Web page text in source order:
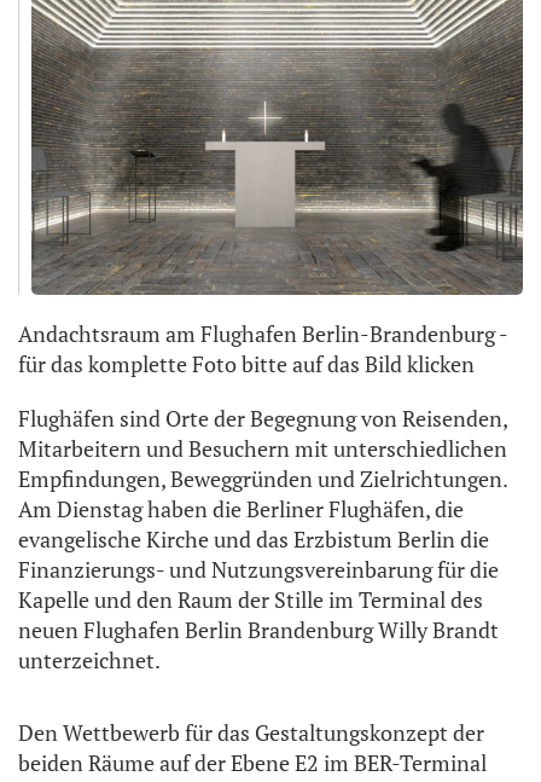
Andachtsraum am Flughafen Berlin-Brandenburg -
für das komplette Foto bitte auf das Bild klicken
Flughäfen sind Orte der Begegnung von Reisenden,
Mitarbeitern und Besuchern mit unterschiedlichen
Empfindungen, Beweggründen und Zielrichtungen.
Am Dienstag haben die Berliner Flughäfen, die
evangelische Kirche und das Erzbistum Berlin die
Finanzierungs- und Nutzungsvereinbarung für die
Kapelle und den Raum der Stille im Terminal des
neuen Flughafen Berlin Brandenburg Willy Brandt
unterzeichnet.
Den Wettbewerb für das Gestaltungskonzept der
beiden Räume auf der Ebene E2 im BER-Terminal